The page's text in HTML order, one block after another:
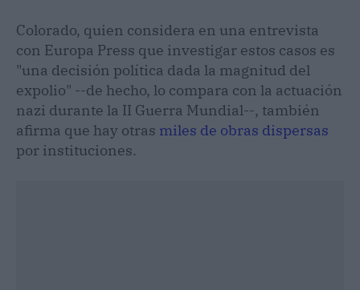
Colorado, quien considera en una entrevista
con Europa Press que investigar estos casos es
"una decisión política dada la magnitud del
expolio" --de hecho, lo compara con la actuación
nazi durante la II Guerra Mundial--, también
afirma que hay otras miles de obras dispersas
por instituciones.